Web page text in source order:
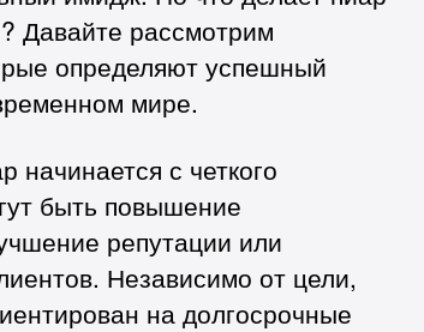
Давайте рассмотрим
определяют успешный
мире.
с четкого
быть повышение
репутации или
Независимо от цели,
на долгосрочные